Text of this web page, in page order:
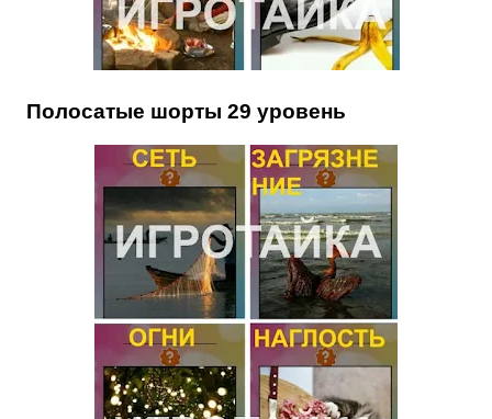
Полосатые шорты 29 уровень